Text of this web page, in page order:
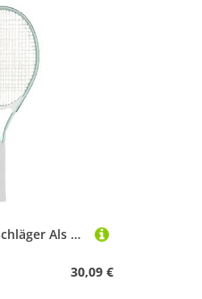
APLVFFZH Tennisschläger Als Leichter Anfängerschläger Und Einzel übungsgerät Bietet Kontrolle Und Manövrierfähigkeit für Spieler Aller Niveaus Im Innen Und Auß, GrÜn
30,09 €